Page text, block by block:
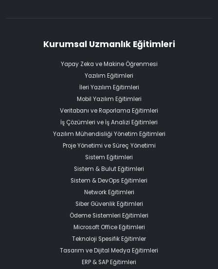
Kurumsal Uzmanlık Eğitimleri
Yapay Zeka ve Makine Öğrenmesi
Yazılım Eğitimleri
İleri Yazılım Eğitimleri
Mobil Yazılım Eğitimleri
Veritabanı ve Raporlama Eğitimleri
İş Çözümleri ve İş Analizi Eğitimleri
Yazılım Mühendisliği Yönetim Eğitimleri
Proje Yönetimi ve Süreç Yönetimi
Sistem Eğitimleri
Sistem & Bulut Eğitimleri
Sistem & DevOps Eğitimleri
Network Eğitimleri
Siber Güvenlik Eğitimleri
Ödeme Sistemleri Eğitimleri
Microsoft Office Eğitimleri
Teknoloji Spesifik Eğitimler
Tasarım ve Dijital Medya Eğitimleri
ERP & SAP Eğitimleri